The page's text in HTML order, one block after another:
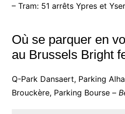
– Tram: 51 arrêts Ypres et Yser
Où se parquer en
au Brussels Bright
Q-Park Dansaert, Parking
Brouckère, Parking Bourse –